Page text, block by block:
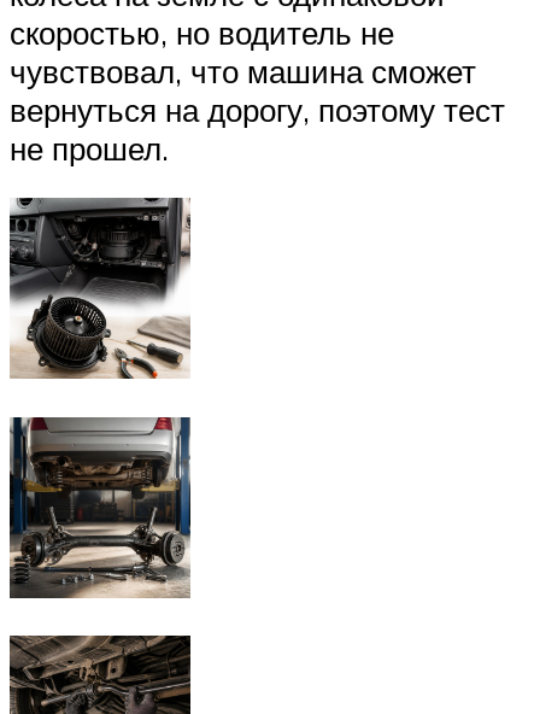
скоростью, но водитель не
чувствовал, что машина сможет
вернуться на дорогу, поэтому тест
не прошел.